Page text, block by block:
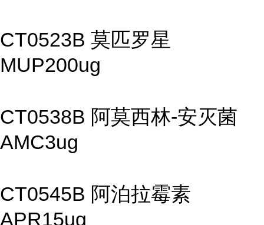
CT0523B 莫匹罗星
MUP200ug
CT0538B 阿莫西林-安灭菌
AMC3ug
CT0545B 阿泊拉霉素
APR15ug